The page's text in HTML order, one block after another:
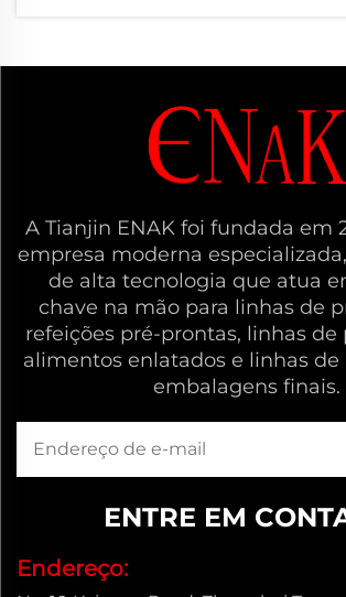
A Tianjin ENAK foi fundada em
empresa moderna
de alta tecnologia que atua
chave na mão para linhas de
refeições pré-prontas, linhas de
alimentos enlatados e linhas de
embalagens finais.
ENTRE EM
Endereço: